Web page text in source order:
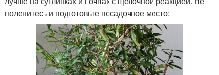
поленитесь и подготовьте посадочное место: